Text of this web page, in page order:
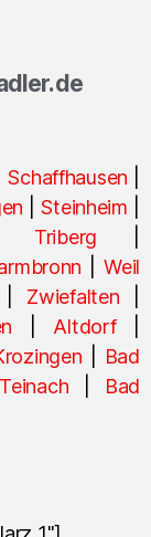
|Schaffhausen
|Steinheim
Triberg
|Weil
Zwiefalten
Altdorf|
Bad
Bad